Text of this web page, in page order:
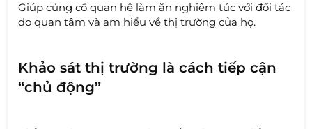
Giúp củng cố quan hệ làm ăn nghiêm túc với đối tác
do quan tâm và am hiểu về thị trường của họ.
Khảo sát thị trường là cách tiếp cận
“chủ động”